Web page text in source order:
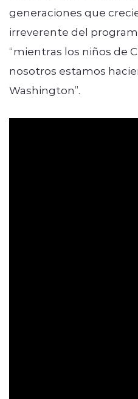
generaciones que
irreverente del
“mientras los niños de
nosotros estamos
Washington”.